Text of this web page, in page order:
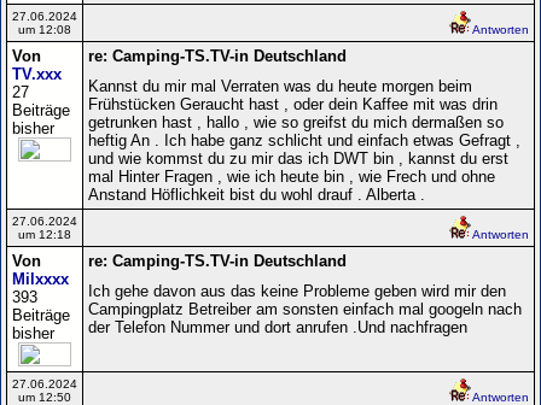
27.06.2024
um 12:08
Antworten
Von
TV.xxx
27
Beiträge
bisher
re: Camping-TS.TV-in Deutschland
Kannst du mir mal Verraten was du heute morgen beim
Frühstücken Geraucht hast , oder dein Kaffee mit was drin
getrunken hast , hallo , wie so greifst du mich dermaßen so
heftig An . Ich habe ganz schlicht und einfach etwas Gefragt ,
und wie kommst du zu mir das ich DWT bin , kannst du erst
mal Hinter Fragen , wie ich heute bin , wie Frech und ohne
Anstand Höflichkeit bist du wohl drauf . Alberta .
27.06.2024
um 12:18
Antworten
Von
Milxxxx
393
Beiträge
bisher
re: Camping-TS.TV-in Deutschland
Ich gehe davon aus das keine Probleme geben wird mir den
Campingplatz Betreiber am sonsten einfach mal googeln nach
der Telefon Nummer und dort anrufen .Und nachfragen
27.06.2024
um 12:50
Antworten